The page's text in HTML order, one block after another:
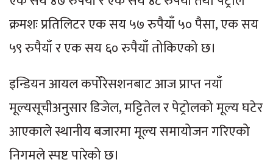
क्रमशः प्रतिलिटर एक सय ५७ रुपैयाँ ५० पैसा, एक सय
५९ रुपैयाँ र एक सय ६० रुपैयाँ तोकिएको छ।
इन्डियन आयल कर्पोरेसशनबाट आज प्राप्त नयाँ
मूल्यसूचीअनुसार डिजेल, मट्टितेल र पेट्रोलको मूल्य घटेर
आएकाले स्थानीय बजारमा मूल्य समायोजन गरिएको
निगमले स्पष्ट पारेको छ।